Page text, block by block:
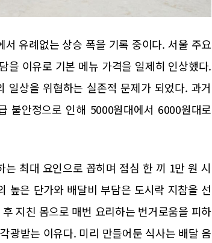
유례없는 상승 폭을 기록 중이다. 서울 주요
을 이유로 기본 메뉴 가격을 일제히 인상했다.
일상을 위협하는 실존적 문제가 되었다. 과거
불안정으로 인해 5000원대에서 6000원대로
최대 요인으로 꼽히며 점심 한 끼 1만 원 시
높은 단가와 배달비 부담은 도시락 지참을 선
지친 몸으로 매번 요리하는 번거로움을 피하
광받는 이유다. 미리 만들어둔 식사는 배달 음